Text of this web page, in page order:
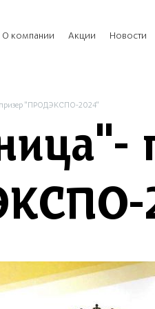
О компании Акции Новости
"ПРОДЭКСПО-2024"